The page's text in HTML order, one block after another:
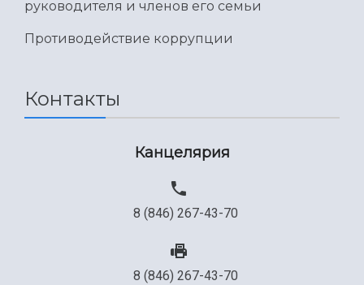
руководителя и членов его семьи
Противодействие коррупции
Контакты
Канцелярия
8 (846) 267-43-70
8 (846) 267-43-70